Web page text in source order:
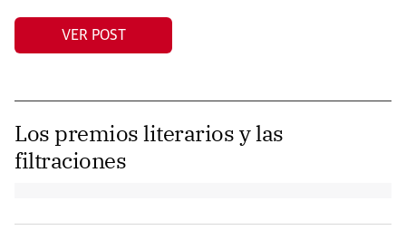
VER POST
Los premios literarios y las
filtraciones